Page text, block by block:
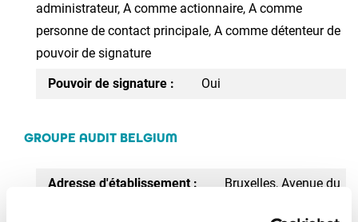
administrateur, A comme actionnaire, A comme
personne de contact principale, A comme détenteur de
pouvoir de signature
Pouvoir de signature :
Oui
GROUPE AUDIT BELGIUM
Adresse d'établissement :
Bruxelles, Avenue du